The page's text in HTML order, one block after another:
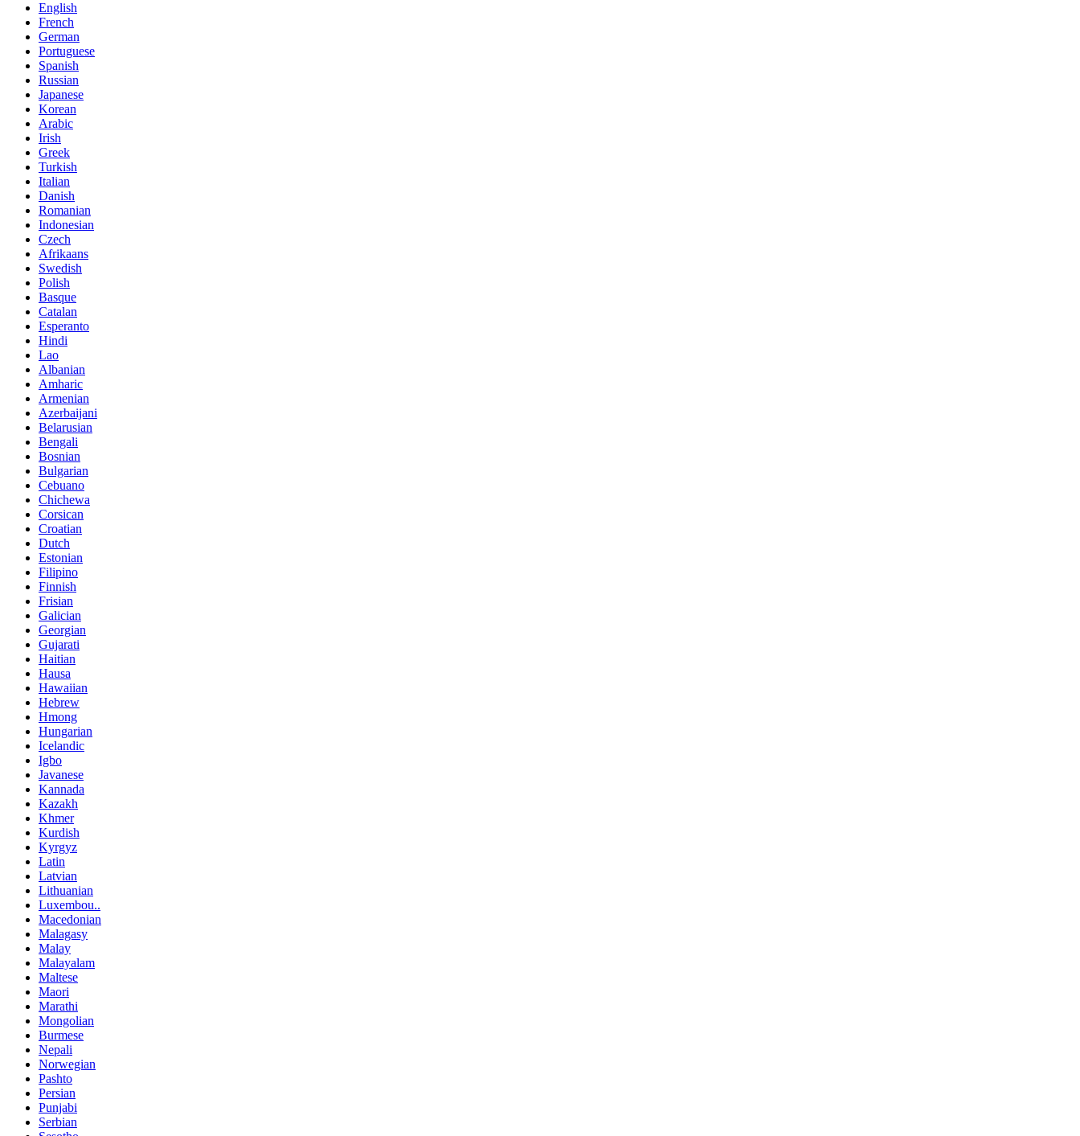
English
French
German
Portuguese
Spanish
Russian
Japanese
Korean
Arabic
Irish
Greek
Turkish
Italian
Danish
Romanian
Indonesian
Czech
Afrikaans
Swedish
Polish
Basque
Catalan
Esperanto
Hindi
Lao
Albanian
Amharic
Armenian
Azerbaijani
Belarusian
Bengali
Bosnian
Bulgarian
Cebuano
Chichewa
Corsican
Croatian
Dutch
Estonian
Filipino
Finnish
Frisian
Galician
Georgian
Gujarati
Haitian
Hausa
Hawaiian
Hebrew
Hmong
Hungarian
Icelandic
Igbo
Javanese
Kannada
Kazakh
Khmer
Kurdish
Kyrgyz
Latin
Latvian
Lithuanian
Luxembou..
Macedonian
Malagasy
Malay
Malayalam
Maltese
Maori
Marathi
Mongolian
Burmese
Nepali
Norwegian
Pashto
Persian
Punjabi
Serbian